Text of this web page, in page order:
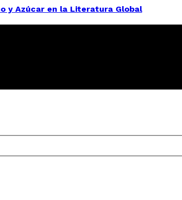
y Azúcar en la Literatura Global